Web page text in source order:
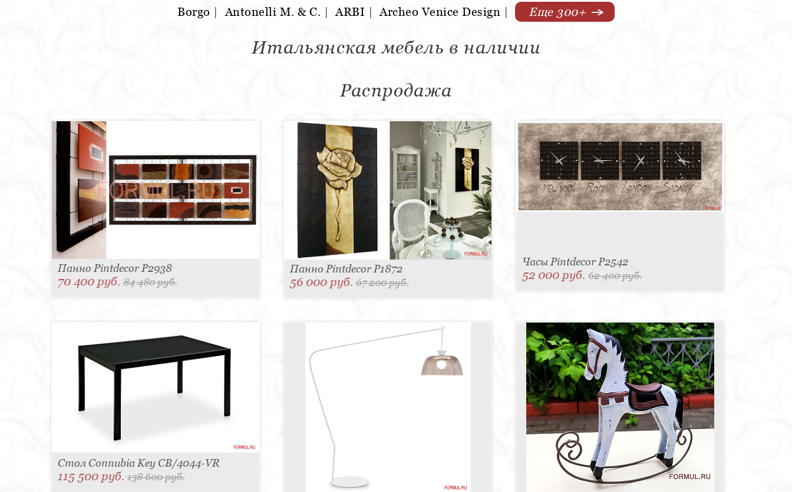
Borgo |Antonelli M. & C. |ARBI |Archeo Venice Design | Еще 300+
Итальянская мебель в наличии
Распродажа
Панно Pintdecor P2938
70 400 руб. 84 480 руб.
Панно Pintdecor P1872
56 000 руб. 67 200 руб.
Часы Pintdecor P2542
52 000 руб. 62 400 руб.
Стол Connubia Key CB/4044-VR
115 500 руб. 138 600 руб.